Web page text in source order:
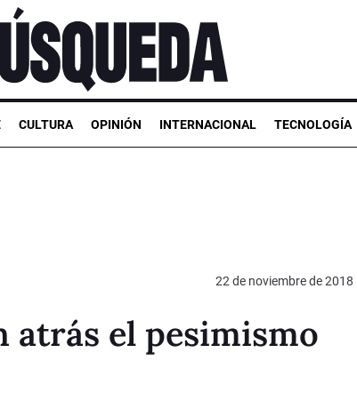
CULTURA OPINIÓN INTERNACIONAL TECNOLOGÍA
22 de noviembre de 2018
atrás el pesimismo